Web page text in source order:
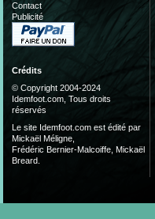
Contact
Publicité
Crédits
© Copyright 2004-2024
Idemfoot.com, Tous droits
réservés
Le site Idemfoot.com est édité par
Mickaël Méligne,
Frédéric Bernier-Malcoiffe, Mickaël
Breard.